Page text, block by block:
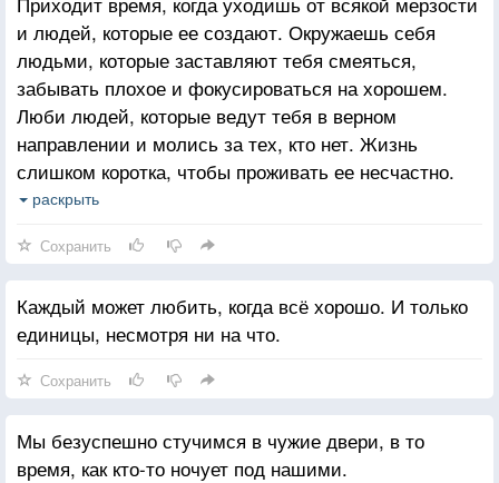
и людей, которые ее создают. Окружаешь себя
людьми, которые заставляют тебя смеяться,
забывать плохое и фокусироваться на хорошем.
Люби людей, которые ведут тебя в верном
направлении и молись за тех, кто нет. Жизнь
слишком коротка, чтобы проживать ее несчастно.
Падение - это часть жизни, но восстание - сама
раскрыть
Сохранить
Каждый может любить, когда всё хорошо. И только
единицы, несмотря ни на что.
Сохранить
Мы безуспешно стучимся в чужие двери, в то
время, как кто-то ночует под нашими.